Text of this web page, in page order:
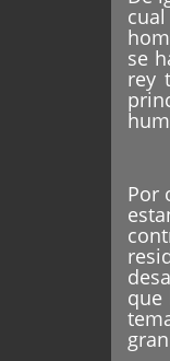
se
rey
Por
que